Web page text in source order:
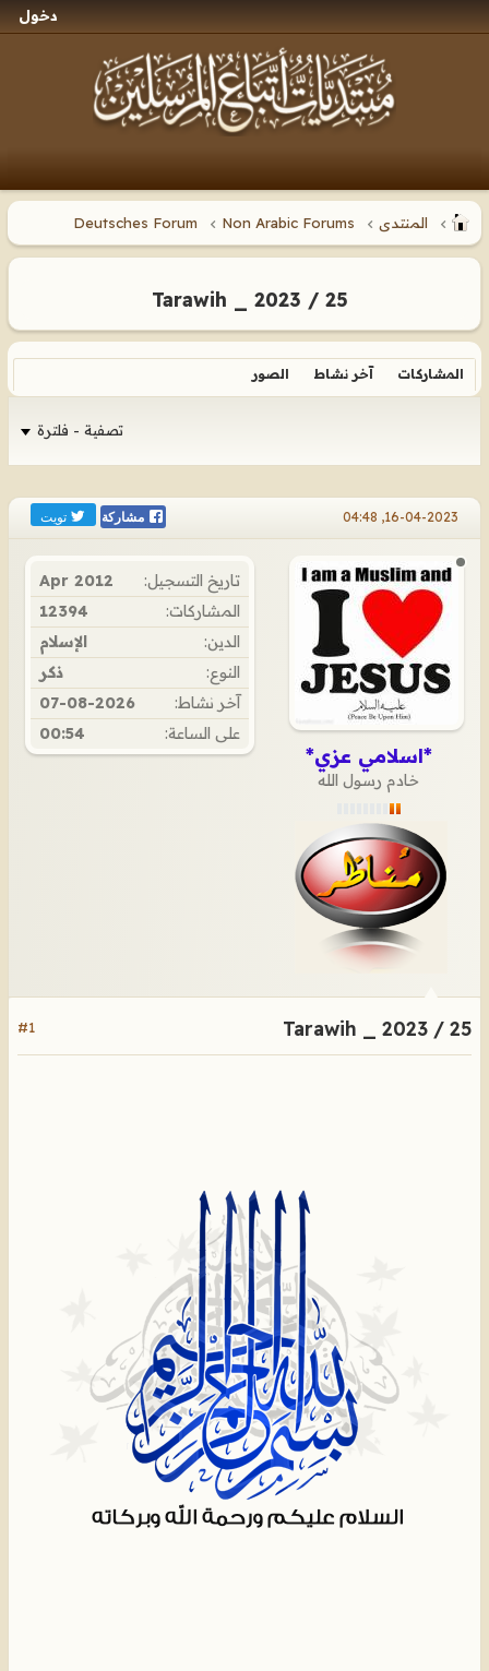
دخول
المنتدى Non Arabic Forums
Deutsches Forum
Tarawih _ 2023 / 25
المشاركات آخر نشاط الصور
تصفية - فلترة
16-04-2023, 04:48 مشاركة تويت
*اسلامي عزي*
خادم رسول الله
تاريخ التسجيل:
Apr 2012
المشاركات:
12394
الدين:
الإسلام
النوع:
ذكر
آخر نشاط:
07-08-2026
على الساعة:
00:54
#1 Tarawih _ 2023 / 25